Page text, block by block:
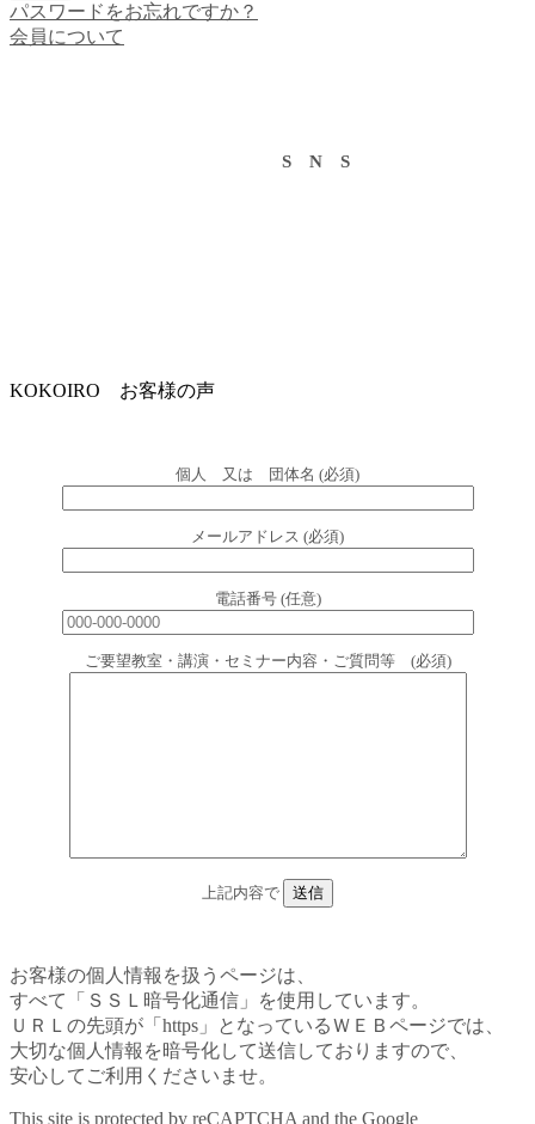
パスワードをお忘れですか？
会員について
S N S
KOKOIRO お客様の声
個人 又は 団体名 (必須)
メールアドレス (必須)
電話番号 (任意)
ご要望教室・講演・セミナー内容・ご質問等 (必須)
上記内容で
お客様の個人情報を扱うページは、
すべて「ＳＳＬ暗号化通信」を使用しています。
ＵＲＬの先頭が「https」となっているＷＥＢページでは、
大切な個人情報を暗号化して送信しておりますので、
安心してご利用くださいませ。
This site is protected by reCAPTCHA and the Google